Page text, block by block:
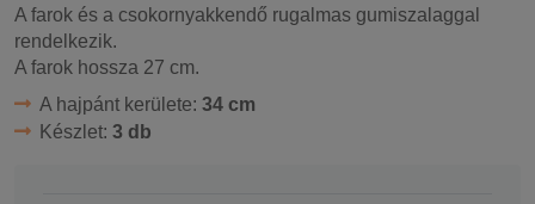
A farok és a csokornyakkendő rugalmas gumiszalaggal
rendelkezik.
A farok hossza 27 cm.
A hajpánt kerülete: 34 cm
Készlet: 3 db